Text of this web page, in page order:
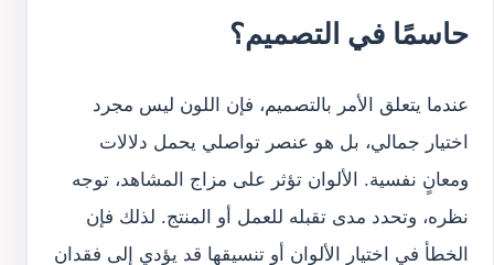
حاسمًا في التصميم؟
عندما يتعلق الأمر بالتصميم، فإن اللون ليس مجرد
اختيار جمالي، بل هو عنصر تواصلي يحمل دلالات
ومعانٍ نفسية. الألوان تؤثر على مزاج المشاهد، توجه
نظره، وتحدد مدى تقبله للعمل أو المنتج. لذلك فإن
الخطأ في اختيار الألوان أو تنسيقها قد يؤدي إلى فقدان